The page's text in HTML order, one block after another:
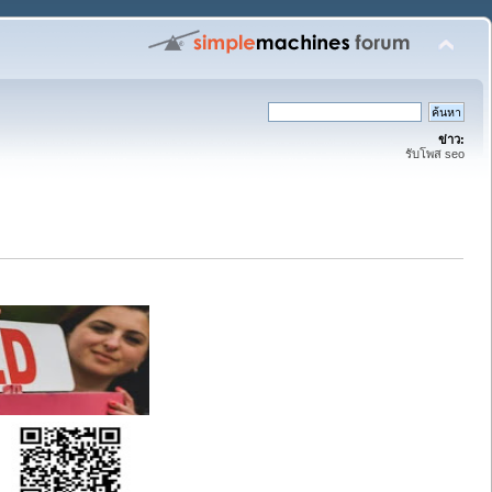
ข่าว:
รับโพส seo